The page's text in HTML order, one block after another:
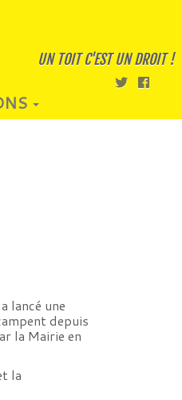
UN TOIT C'EST UN DROIT !
lancé une
depuis
la Mairie en
la